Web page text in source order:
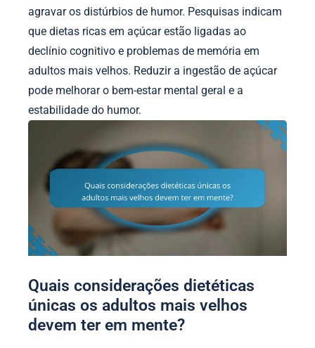
agravar os distúrbios de humor. Pesquisas indicam
que dietas ricas em açúcar estão ligadas ao
declínio cognitivo e problemas de memória em
adultos mais velhos. Reduzir a ingestão de açúcar
pode melhorar o bem-estar mental geral e a
estabilidade do humor.
Quais considerações dietéticas
únicas os adultos mais velhos
devem ter em mente?